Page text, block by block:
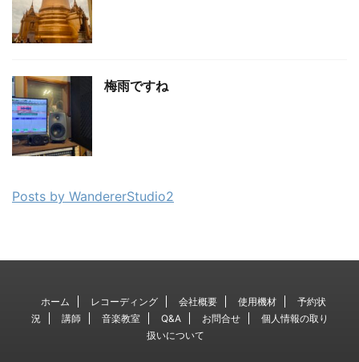
梅雨ですね
Posts by WandererStudio2
ホーム レコーディング 会社概要 使用機材
予約状
況
講師 音楽教室 Q&A お問合せ
個人情報の取り
扱いについて